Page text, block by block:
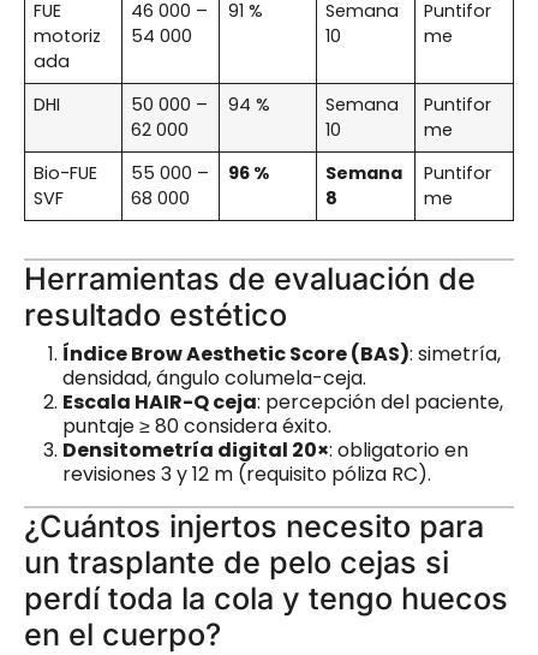
FUE
motoriz
ada
46 000 –
54 000
91 %
Semana
10
Puntifor
me
DHI
50 000 –
62 000
94 %
Semana
10
Puntifor
me
Bio-FUE
SVF
55 000 –
68 000
96 %
Semana
8
Puntifor
me
Herramientas de evaluación de
resultado estético
Índice Brow Aesthetic Score (BAS): simetría,
densidad, ángulo columela-ceja.
Escala HAIR-Q ceja: percepción del paciente,
puntaje ≥ 80 considera éxito.
Densitometría digital 20×: obligatorio en
revisiones 3 y 12 m (requisito póliza RC).
¿Cuántos injertos necesito para
un trasplante de pelo cejas si
perdí toda la cola y tengo huecos
en el cuerpo?